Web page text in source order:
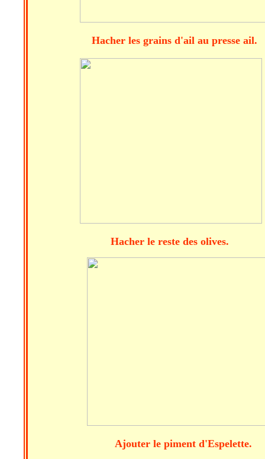
Hacher les grains d'ail au
Hacher le reste des
Ajouter le piment